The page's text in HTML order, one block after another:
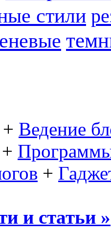
стили
+ Ведение
+
+
и статьи »